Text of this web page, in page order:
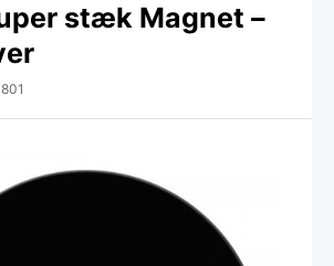
stæk Magnet –